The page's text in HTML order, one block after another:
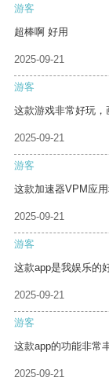
游客
超棒啊 好用
2025-09-21
游客
这款游戏非常好玩，
2025-09-21
游客
这款加速器VPM应
2025-09-21
游客
这款app是我娱乐的
2025-09-21
游客
这款app的功能非常
2025-09-21